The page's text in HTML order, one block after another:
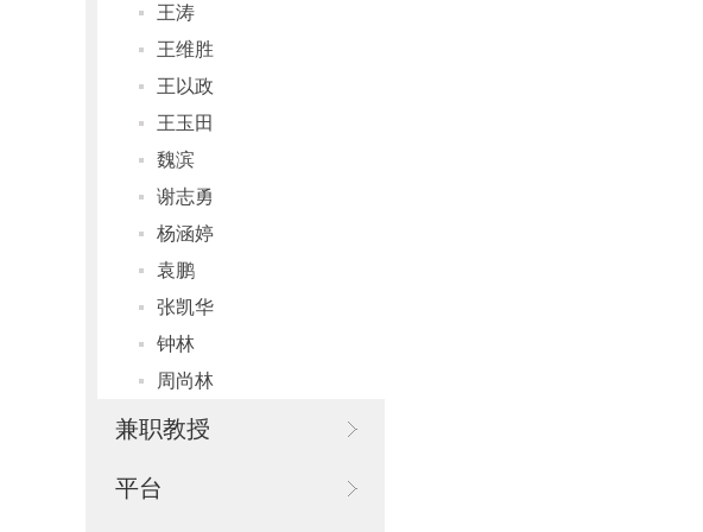
王涛
王维胜
王以政
王玉田
魏滨
谢志勇
杨涵婷
袁鹏
张凯华
钟林
周尚林
兼职教授
平台